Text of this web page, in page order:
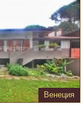
Венеция